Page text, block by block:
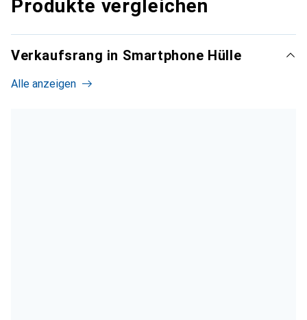
Produkte vergleichen
Verkaufsrang in Smartphone Hülle
Alle anzeigen